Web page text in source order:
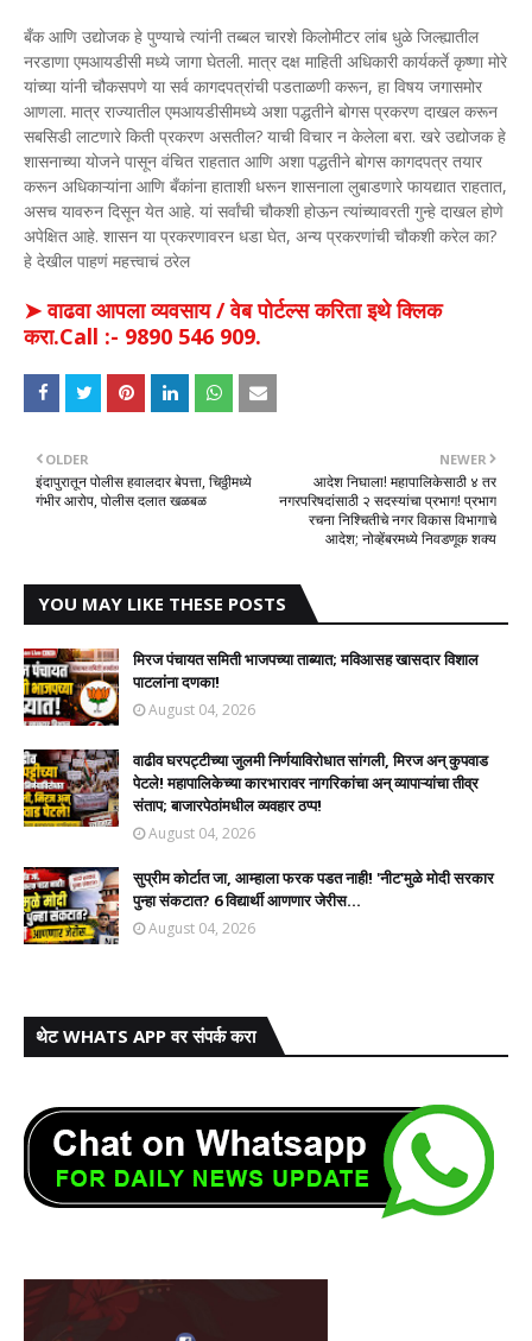
बँक आणि उद्योजक हे पुण्याचे त्यांनी तब्बल चारशे किलोमीटर लांब धुळे जिल्ह्यातील
नरडाणा एमआयडीसी मध्ये जागा घेतली. मात्र दक्ष माहिती अधिकारी कार्यकर्ते कृष्णा मोरे
यांच्या यांनी चौकसपणे या सर्व कागदपत्रांची पडताळणी करून, हा विषय जगासमोर
आणला. मात्र राज्यातील एमआयडीसीमध्ये अशा पद्धतीने बोगस प्रकरण दाखल करून
सबसिडी लाटणारे किती प्रकरण असतील? याची विचार न केलेला बरा. खरे उद्योजक हे
शासनाच्या योजने पासून वंचित राहतात आणि अशा पद्धतीने बोगस कागदपत्र तयार
करून अधिकाऱ्यांना आणि बँकांना हाताशी धरून शासनाला लुबाडणारे फायद्यात राहतात,
असच यावरुन दिसून येत आहे. यां सर्वांची चौकशी होऊन त्यांच्यावरती गुन्हे दाखल होणे
अपेक्षित आहे. शासन या प्रकरणावरन धडा घेत, अन्य प्रकरणांची चौकशी करेल का?
हे देखील पाहणं महत्त्वाचं ठरेल
➤ वाढवा आपला व्यवसाय / वेब पोर्टल्स करिता इथे क्लिक
करा.Call :- 9890 546 909.
NEWER
आदेश निघाला! महापालिकेसाठी ४ तर
नगरपरिषदांसाठी २ सदस्यांचा प्रभाग! प्रभाग
रचना निश्चितीचे नगर विकास विभागाचे
आदेश; नोव्हेंबरमध्ये निवडणूक शक्य
OLDER
इंदापुरातून पोलीस हवालदार बेपत्ता, चिठ्ठीमध्ये
गंभीर आरोप, पोलीस दलात खळबळ
YOU MAY LIKE THESE POSTS
मिरज पंचायत समिती भाजपच्या ताब्यात; मविआसह खासदार विशाल
पाटलांना दणका!
August 04, 2026
वाढीव घरपट्टीच्या जुलमी निर्णयाविरोधात सांगली, मिरज अन् कुपवाड
पेटले! महापालिकेच्या कारभारावर नागरिकांचा अन् व्यापाऱ्यांचा तीव्र
संताप; बाजारपेठांमधील व्यवहार ठप्प!​
August 04, 2026
सुप्रीम कोर्टात जा, आम्हाला फरक पडत नाही! 'नीट'मुळे मोदी सरकार
पुन्हा संकटात? 6 विद्यार्थी आणणार जेरीस...
August 04, 2026
थेट WHATS APP वर संपर्क करा